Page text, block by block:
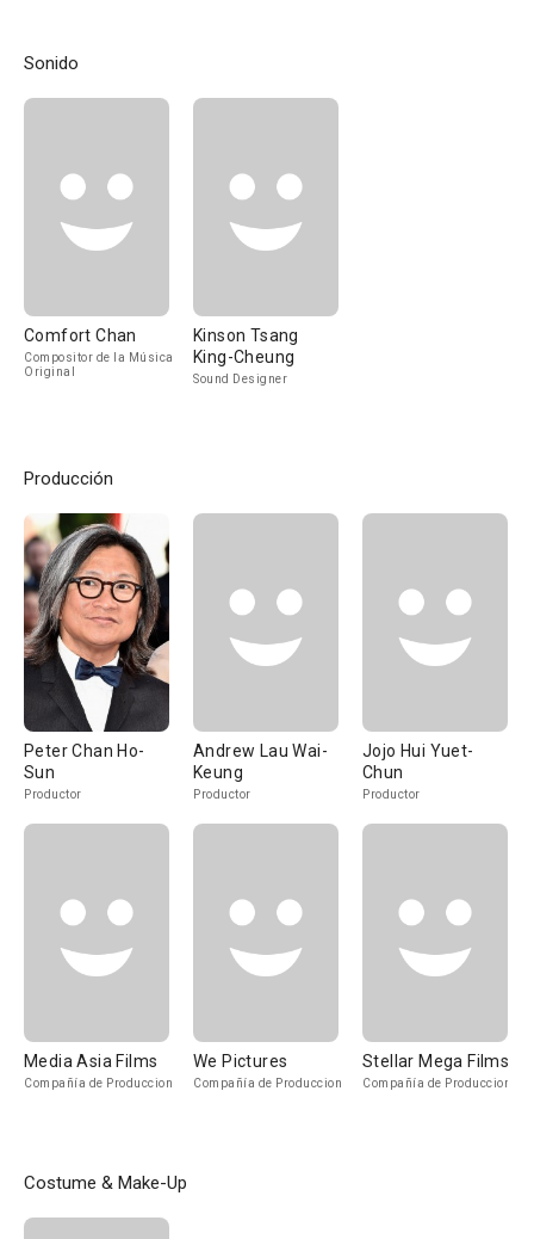
Sonido
Comfort Chan
Compositor de la Música
Original
Kinson Tsang
King-Cheung
Sound Designer
Producción
Peter Chan Ho-
Sun
Productor
Andrew Lau Wai-
Keung
Productor
Jojo Hui Yuet-
Chun
Productor
Media Asia Films
Compañía de Produccion
We Pictures
Compañía de Produccion
Stellar Mega Films
Compañía de Produccion
Costume & Make-Up